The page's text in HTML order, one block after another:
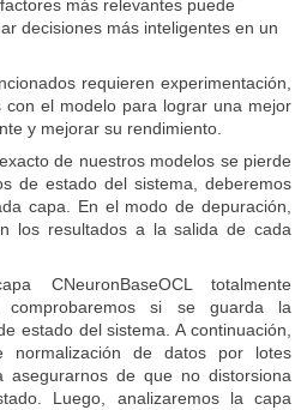
más relevantes puede
decisiones más inteligentes en un
requieren experimentación,
con el modelo para lograr una mejor
y mejorar su rendimiento.
de nuestros modelos se pierde
de estado del sistema, deberemos
capa. En el modo de depuración,
los resultados a la salida de cada
CNeuronBaseOCL totalmente
si se guarda la
estado del sistema. A continuación,
normalización de datos por lotes
asegurarnos de que no distorsiona
Luego, analizaremos la capa